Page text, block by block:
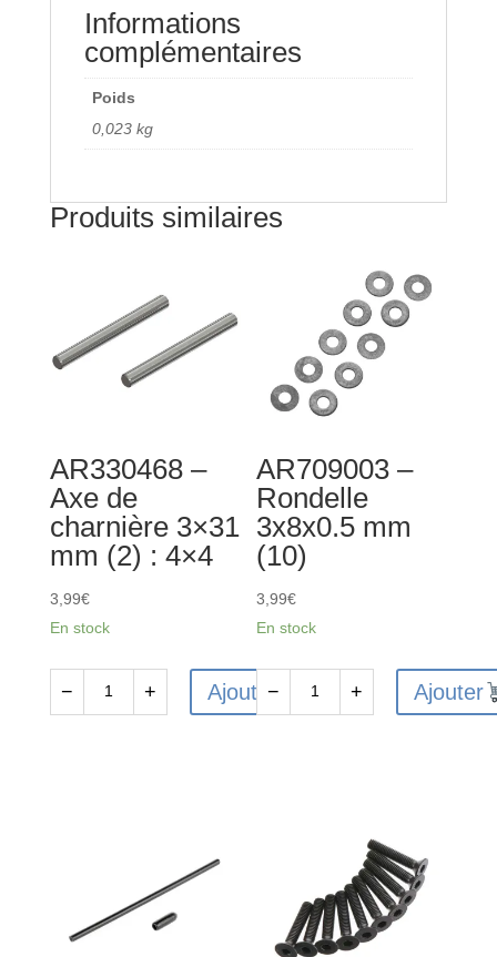
Informations
complémentaires
Poids
0,023 kg
Produits similaires
AR330468 –
Axe de
charnière 3×31
mm (2) : 4×4
3,99€
En stock
mm
− + Ajouter
AR709003 –
Rondelle
3x8x0.5 mm
(10)
3,99€
En stock
− + Ajouter